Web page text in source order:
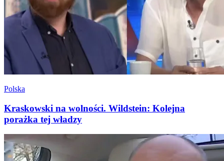
Polska
Kraskowski na wolności. Wildstein: Kolejna
porażka tej władzy